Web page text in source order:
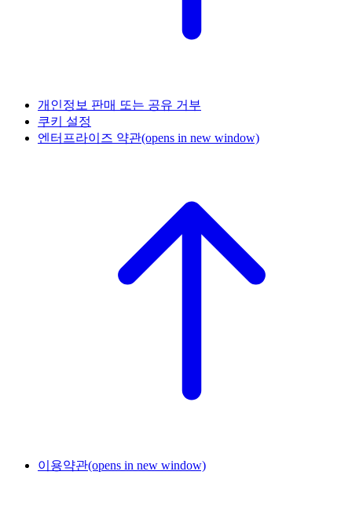
개인정보 판매 또는 공유 거부
쿠키 설정
엔터프라이즈 약관(opens in new window)
이용약관(opens in new window)